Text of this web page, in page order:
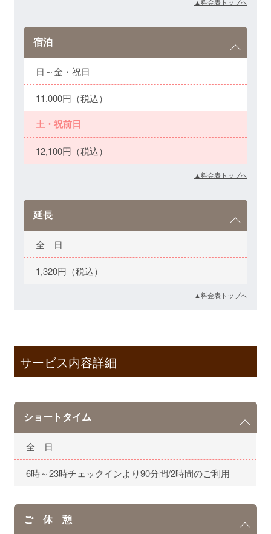
▲料金表トップへ
宿泊
日～金・祝日
11,000円（税込）
土・祝前日
12,100円（税込）
▲料金表トップへ
延長
全 日
1,320円（税込）
▲料金表トップへ
サービス内容詳細
ショートタイム
全 日
6時～23時チェックインより90分間/2時間のご利用
ご 休 憩